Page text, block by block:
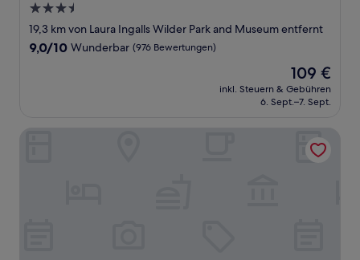
3.5-
Sterne-
Unterkunft
19,3 km von Laura Ingalls Wilder Park and Museum entfernt
9.0
9,0/10 Wunderbar (976 Bewertungen)
Der
Preis
beträgt
109 €
inkl. Steuern & Gebühren
6. Sept.–7. Sept.